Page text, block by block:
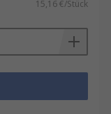
15,16 €/Stück